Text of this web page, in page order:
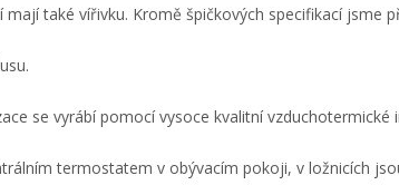
také vířivku. Kromě špičkových specifikací jsme
se vyrábí pomocí vysoce kvalitní vzduchotermické
termostatem v obývacím pokoji, v ložnicích